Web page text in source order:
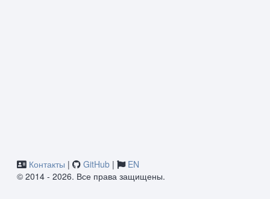
Контакты | GitHub |
EN
© 2014 - 2026. Все права защищены.